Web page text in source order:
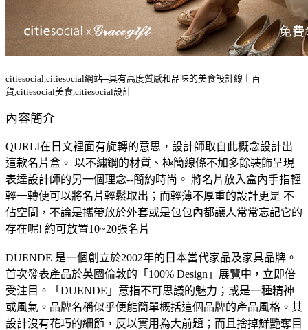
citiesocial,citiesocial網站─具有高度質感和品味的美食設計線上百
貨,citiesocial美食,citiesocial設計
內容簡介
QURLI在日文裡面有旋轉的意思，設計師取自此概念設計出
這款名片盒。 以不繡鋼的材質、極簡線條不加多餘裝飾呈現
表達設計師的另一個理念--簡約時尚。 將名片放入盒內手指輕
輕一轉便可以將名片輕鬆取出；而輕薄不厚重的設計更是 不
佔空間，不論是攜帶放於外套或是包包內都讓人常常忘記它的
存在呢! 約可放置10~20張名片
DUENDE 是一個創立於2002年的日本當代家品及家具品牌。
首次發表產品於英國倫敦的「100% Design」展覽中，立即倍
受注目。「DUENDE」意指不可思議的魅力；或是一種精神
或風氣。品牌名稱似乎便能簡單概括這個品牌的產品風格。其
設計沒有花巧的細節，反以實用為大前題；而且捨掉鮮艷奪目